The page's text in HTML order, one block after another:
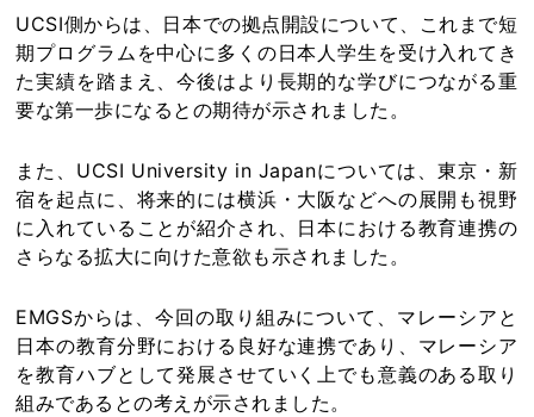
UCSI側からは、日本での拠点開設について、これまで短
期プログラムを中心に多くの日本人学生を受け入れてき
た実績を踏まえ、今後はより長期的な学びにつながる重
要な第一歩になるとの期待が示されました。
また、UCSI University in Japanについては、東京・新
宿を起点に、将来的には横浜・大阪などへの展開も視野
に入れていることが紹介され、日本における教育連携の
さらなる拡大に向けた意欲も示されました。
EMGSからは、今回の取り組みについて、マレーシアと
日本の教育分野における良好な連携であり、マレーシア
を教育ハブとして発展させていく上でも意義のある取り
組みであるとの考えが示されました。